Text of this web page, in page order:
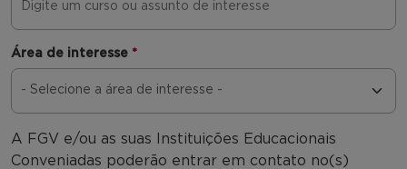
Área de interesse *
A FGV e/ou as suas Instituições Educacionais
Conveniadas poderão entrar em contato no(s)